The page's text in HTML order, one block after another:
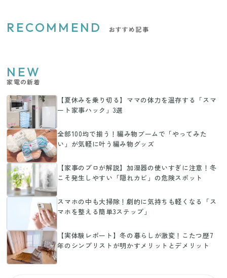
RECOMMEND おすすめ記事
NEW
家電の新着
【夏休みを乗り切る】ママの体力を温存する「スマ
ート家事ハック」3選
全部100均で揃う！編み物ブームで「やってみた
い」が気軽に叶う編み物グッズ
【家事のプロが解説】加湿器の使いすぎに注意！冬
こそ発生しやすい「隠れカビ」の危険スポット
スマホの中も大掃除！劇的に気持ちも軽くなる「ス
マホを整える簡単3ステップ」
【実体験レポート】冬の暮らしが激変！こたつ歴7
年のシンプリストが明かすメリットとデメリット